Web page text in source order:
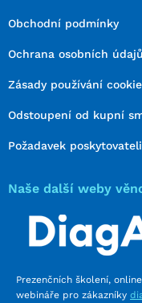
Obchodní podmínky
Ochrana osobních údajů
Zásady používání
Odstoupení od kupní
Požadavek
Naše další weby
Prezenčních školení,
webináře pro zákazníky